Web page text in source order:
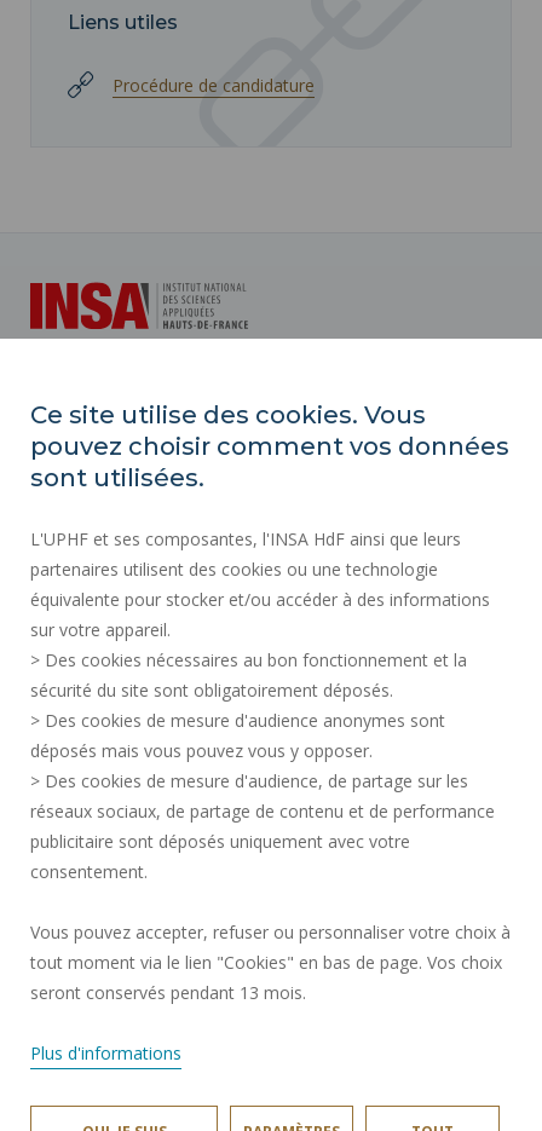
Liens utiles
Procédure de candidature
Campus Mont Houy
59313 Valenciennes cedex 9
ESPACE PRESSE
ACCESSIBILITÉ
DONNÉES PERSONNELLES
MENTIONS LÉGALES
CRÉDITS
GESTION DES COOKIES
Rejoignez-nous!
Une question ?
notre FAQ et nos
équipes ont
surement la
✖
Ce site utilise des cookies. Vous
pouvez choisir comment vos données
sont utilisées.
L'UPHF et ses composantes, l'INSA HdF ainsi que leurs
partenaires utilisent des cookies ou une technologie
équivalente pour stocker et/ou accéder à des informations
sur votre appareil.
> Des cookies nécessaires au bon fonctionnement et la
sécurité du site sont obligatoirement déposés.
> Des cookies de mesure d'audience anonymes sont
déposés mais vous pouvez vous y opposer.
> Des cookies de mesure d'audience, de partage sur les
réseaux sociaux, de partage de contenu et de performance
publicitaire sont déposés uniquement avec votre
consentement.
Vous pouvez accepter, refuser ou personnaliser votre choix à
tout moment via le lien "Cookies" en bas de page. Vos choix
seront conservés pendant 13 mois.
Plus d'informations